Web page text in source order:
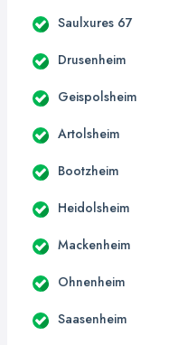
Saulxures 67
Drusenheim
Geispolsheim
Artolsheim
Bootzheim
Heidolsheim
Mackenheim
Ohnenheim
Saasenheim